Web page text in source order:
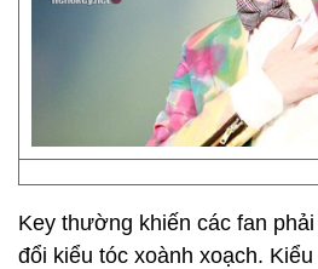
Key thường khiến các fan
đổi kiểu tóc xoành xoạch.